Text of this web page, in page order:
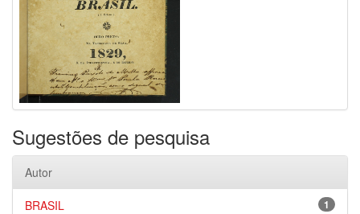
Sugestões de pesquisa
Autor
1
BRASIL